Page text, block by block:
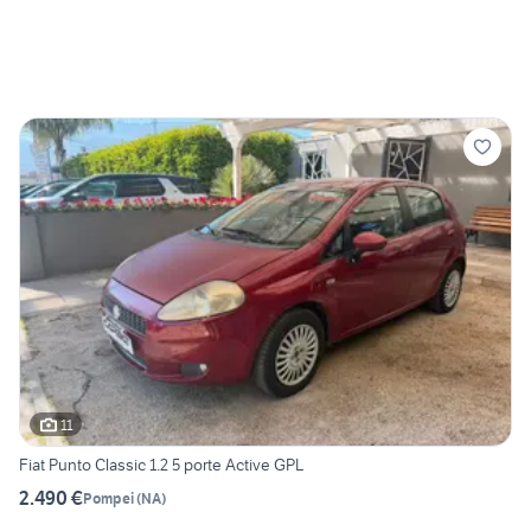
11
Fiat Punto Classic 1.2 5 porte Active GPL
2.490 €Pompei(NA)